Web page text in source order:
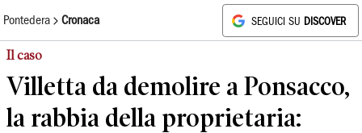
Pontedera Cronaca SEGUICI SU DISCOVER
Il caso
Villetta da demolire a Ponsacco,
la rabbia della proprietaria: